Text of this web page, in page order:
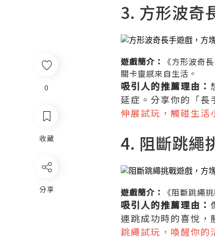
0
收藏
分享
3. 方形波奇
遊戲簡介： 《方形波奇
關卡靈感來自生活。
吸引人的推薦理由：
延症。分享你的「長
伸展試玩，觸碰生活
4. 阻斷跳繩
遊戲簡介： 《阻斷跳繩
吸引人的推薦理由：
連跳成功時的喜悅，
跳繩試玩，喚醒你的